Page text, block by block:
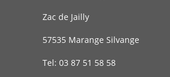
Zac de Jailly
57535 Marange Silvange
Tel: 03 87 51 58 58